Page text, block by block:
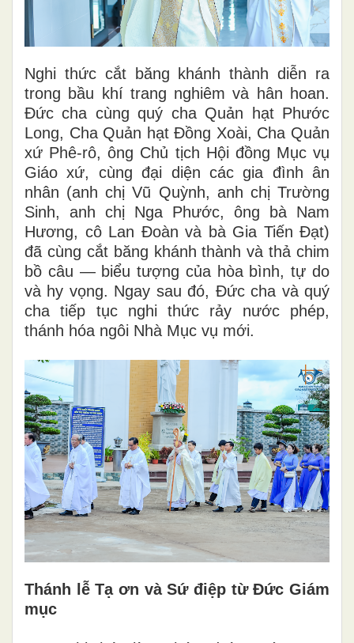
Nghi thức cắt băng khánh thành diễn ra
trong bầu khí trang nghiêm và hân hoan.
Đức cha cùng quý cha Quản hạt Phước
Long, Cha Quản hạt Đồng Xoài, Cha Quản
xứ Phê-rô, ông Chủ tịch Hội đồng Mục vụ
Giáo xứ, cùng đại diện các gia đình ân
nhân (anh chị Vũ Quỳnh, anh chị Trường
Sinh, anh chị Nga Phước, ông bà Nam
Hương, cô Lan Đoàn và bà Gia Tiến Đạt)
đã cùng cắt băng khánh thành và thả chim
bồ câu — biểu tượng của hòa bình, tự do
và hy vọng. Ngay sau đó, Đức cha và quý
cha tiếp tục nghi thức rảy nước phép,
thánh hóa ngôi Nhà Mục vụ mới.
Thánh lễ Tạ ơn và Sứ điệp từ Đức Giám
mục